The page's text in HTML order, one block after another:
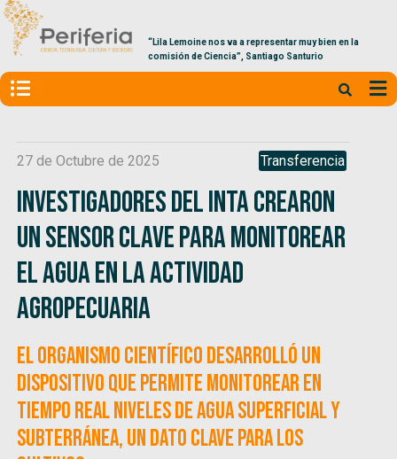
“Lila Lemoine nos va a representar muy bien en la
comisión de Ciencia”, Santiago Santurio
27 de Octubre de 2025 Transferencia
Investigadores del INTA crearon
un sensor clave para monitorear
el agua en la actividad
agropecuaria
El organismo científico desarrolló un
dispositivo que permite monitorear en
tiempo real niveles de agua superficial y
subterránea, un dato clave para los